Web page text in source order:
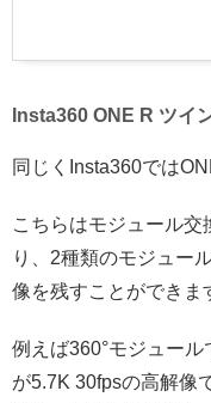
Insta360 ONE R ツイ
同じくInsta360では
こちらはモジュール
り、2種類のモジュー
像を残すことができま
例えば360°モジュー
が5.7K 30fpsの高解像